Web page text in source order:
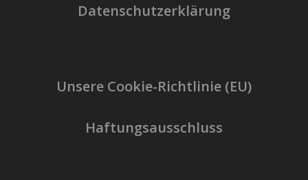
Datenschutzerklärung
Unsere Cookie-Richtlinie (EU)
Haftungsausschluss